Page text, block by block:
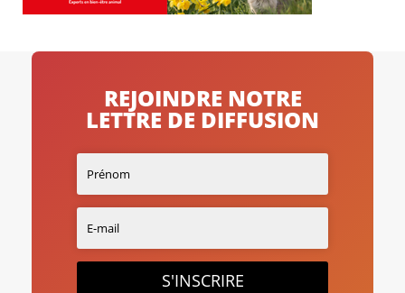
REJOINDRE NOTRE
LETTRE DE DIFFUSION
S'INSCRIRE